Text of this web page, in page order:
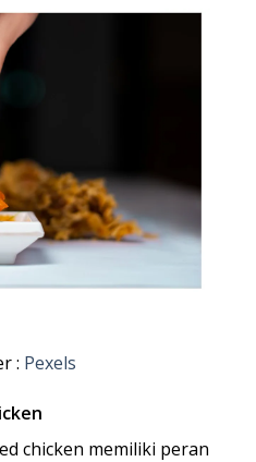
: Pexels
chicken memiliki peran